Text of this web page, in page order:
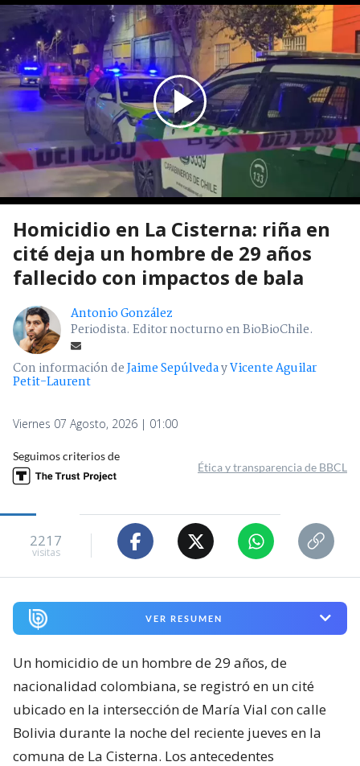
Homicidio en La Cisterna: riña en
cité deja un hombre de 29 años
fallecido con impactos de bala
Antonio González
Periodista. Editor nocturno en BioBioChile.
Con información deJaime SepúlvedayVicente Aguilar
Petit-Laurent
Viernes 07 Agosto, 2026 | 01:00
Seguimos criterios de
Ética y transparencia de BBCL
2217
visitas
VER RESUMEN
Un homicidio de un hombre de 29 años, de
nacionalidad colombiana, se registró en un cité
ubicado en la intersección de María Vial con calle
Bolivia durante la noche del reciente jueves en la
comuna de La Cisterna. Los antecedentes